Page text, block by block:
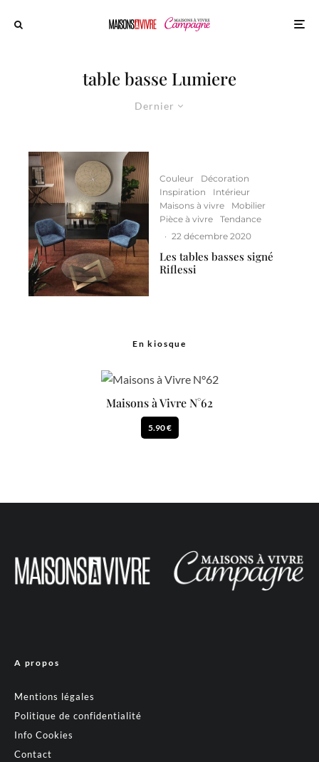
table basse Lumiere
Dernier
Couleur
Décoration
Inspiration
Intérieur
Maisons à vivre
Mobilier
Pièce à vivre
Tendance
· 22 décembre 2020
Les tables basses signé
Riflessi
En kiosque
Maisons à Vivre N°62
5.90 €
A propos
Mentions légales
Politique de confidentialité
Info Cookies
Contact